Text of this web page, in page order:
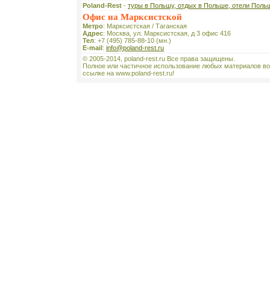
Poland-Rest - туры в Польшу, отдых в Польше, отели
Офис на Марксистской
Метро: Марксистская / Таганская
Адрес: Москва, ул. Марксистская, д 3 офис 416
Тел: +7 (495) 785-88-10 (мн.)
E-mail: info@poland-rest.ru
© 2005-2014, poland-rest.ru Все права защищены.
Полное или частичное использование любых материалов
ссылке на www.poland-rest.ru!